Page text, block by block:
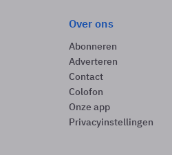
Over ons
Abonneren
Adverteren
Contact
Colofon
Onze app
Privacyinstellingen